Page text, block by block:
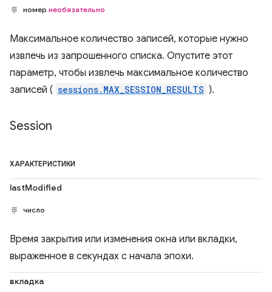
номер необязательно
Максимальное количество записей, которые нужно
извлечь из запрошенного списка. Опустите этот
параметр, чтобы извлечь максимальное количество
записей ( sessions.MAX_SESSION_RESULTS ).
Session
ХАРАКТЕРИСТИКИ
lastModified
число
Время закрытия или изменения окна или вкладки,
выраженное в секундах с начала эпохи.
вкладка